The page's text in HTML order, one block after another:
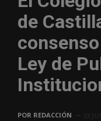
de
Ley de
POR REDACCIÓN